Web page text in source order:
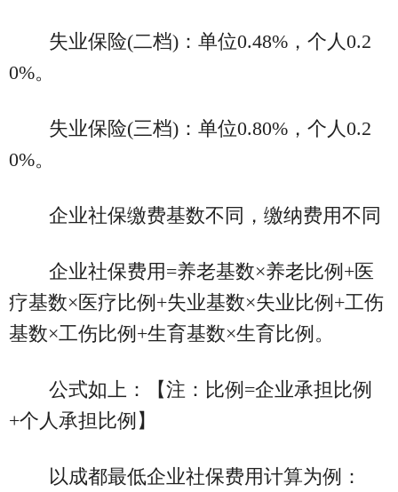
失业保险(二档)：单位0.48%，个人0.2
0%。
失业保险(三档)：单位0.80%，个人0.2
0%。
企业社保缴费基数不同，缴纳费用不同
企业社保费用=养老基数×养老比例+医
疗基数×医疗比例+失业基数×失业比例+工伤
基数×工伤比例+生育基数×生育比例。
公式如上：【注：比例=企业承担比例
+个人承担比例】
以成都最低企业社保费用计算为例：